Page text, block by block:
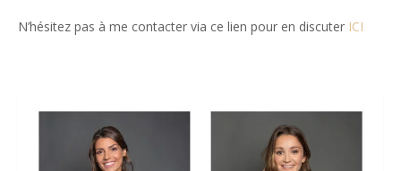
N’hésitez pas à me contacter via ce lien pour en discuter ICI